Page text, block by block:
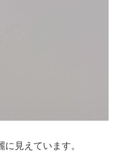
見えています。